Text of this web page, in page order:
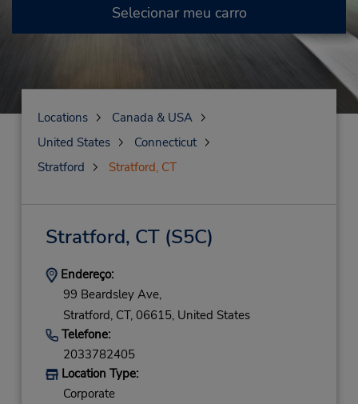
Selecionar meu carro
Locations
Canada & USA
United States
Connecticut
Stratford
Stratford, CT
Stratford, CT(S5C)
Endereço:
99 Beardsley Ave,
Stratford, CT, 06615, United States
Telefone:
2033782405
Location Type:
Corporate